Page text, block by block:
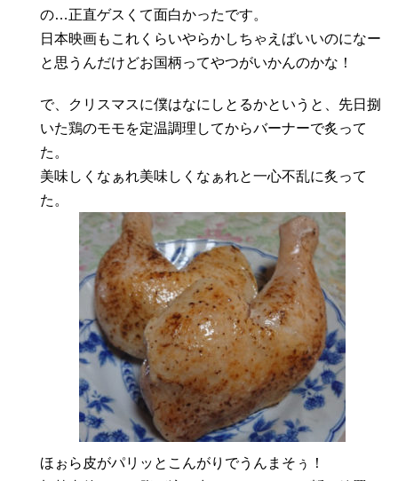
の…正直ゲスくて面白かったです。
日本映画もこれくらいやらかしちゃえばいいのになー
と思うんだけどお国柄ってやつがいかんのかな！
で、クリスマスに僕はなにしとるかというと、先日捌
いた鶏のモモを定温調理してからバーナーで炙って
た。
美味しくなぁれ美味しくなぁれと一心不乱に炙って
た。
ほぉら皮がパリッとこんがりでうんまそぅ！